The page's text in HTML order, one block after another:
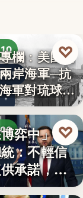
軍史
欄：美國如
岸海軍─抗
軍對琉球的
♡
係
弈中」 美
：不輕信
承諾，外
…
♡